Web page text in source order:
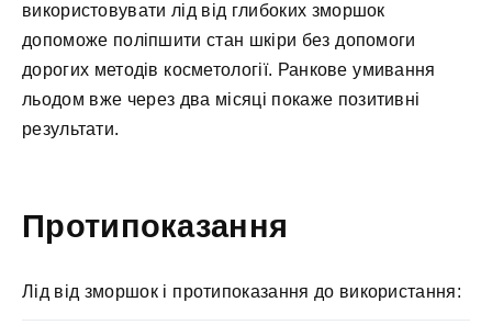
використовувати лід від глибоких зморшок
допоможе поліпшити стан шкіри без допомоги
дорогих методів косметології. Ранкове умивання
льодом вже через два місяці покаже позитивні
результати.
Протипоказання
Лід від зморшок і протипоказання до використання: